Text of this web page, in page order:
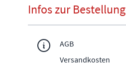
Infos zur Bestellung
AGB
Versandkosten